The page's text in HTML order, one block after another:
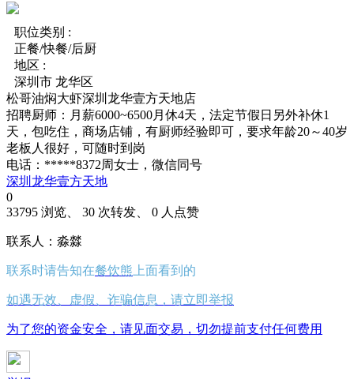
职位类别 :
正餐/快餐/后厨
地区 :
深圳市 龙华区
松哥油焖大虾深圳龙华壹方天地店
招聘厨师：月薪6000~6500月休4天，法定节假日另外补休1
天，包吃住，商场店铺，有厨师经验即可，要求年龄20～40岁
老板人很好，可随时到岗
电话：*****8372周女士，微信同号
深圳龙华壹方天地
0
33795 浏览、 30 次转发、 0 人点赞
联系人：淼㵘
联系时请告知在餐饮熊 上面看到的
如遇无效、虚假、诈骗信息，请立即举报
为了您的资金安全，请见面交易，切勿提前支付任何费用